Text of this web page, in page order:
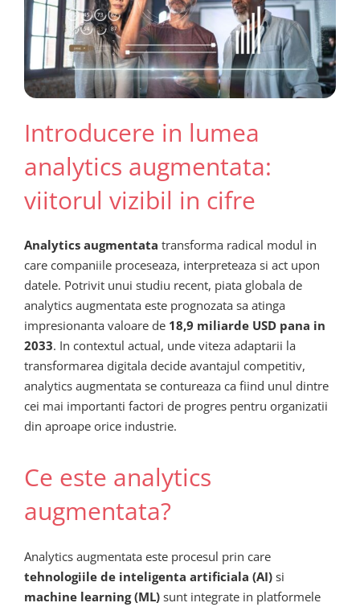
Introducere in lumea
analytics augmentata:
viitorul vizibil in cifre
Analytics augmentata transforma radical modul in
care companiile proceseaza, interpreteaza si act upon
datele. Potrivit unui studiu recent, piata globala de
analytics augmentata este prognozata sa atinga
impresionanta valoare de 18,9 miliarde USD pana in
2033. In contextul actual, unde viteza adaptarii la
transformarea digitala decide avantajul competitiv,
analytics augmentata se contureaza ca fiind unul dintre
cei mai importanti factori de progres pentru organizatii
din aproape orice industrie.
Ce este analytics
augmentata?
Analytics augmentata este procesul prin care
tehnologiile de inteligenta artificiala (AI) si
machine learning (ML) sunt integrate in platformele